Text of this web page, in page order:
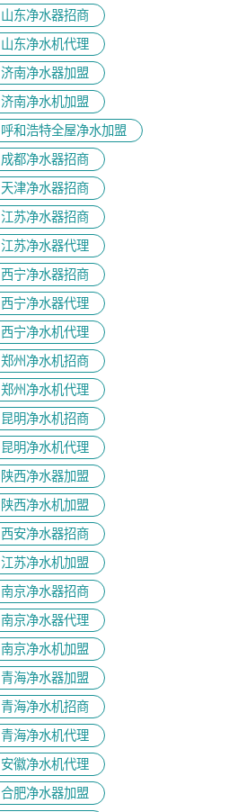
山东净水器招商
山东净水机代理
济南净水器加盟
济南净水机加盟
呼和浩特全屋净水加盟
成都净水器招商
天津净水器招商
江苏净水器招商
江苏净水器代理
西宁净水器招商
西宁净水器代理
西宁净水机代理
郑州净水机招商
郑州净水机代理
昆明净水机招商
昆明净水机代理
陕西净水器加盟
陕西净水机加盟
西安净水器招商
江苏净水机加盟
南京净水器招商
南京净水器代理
南京净水机加盟
青海净水器加盟
青海净水机招商
青海净水机代理
安徽净水机代理
合肥净水器加盟